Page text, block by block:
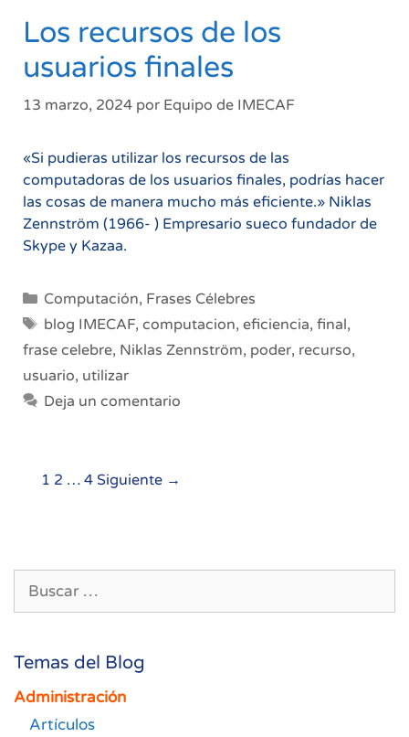
Los recursos de los
usuarios finales
13 marzo, 2024 por Equipo de IMECAF
«Si pudieras utilizar los recursos de las
computadoras de los usuarios finales, podrías hacer
las cosas de manera mucho más eficiente.» Niklas
Zennström (1966- ) Empresario sueco fundador de
Skype y Kazaa.
Categorías
Computación, Frases Célebres
Etiquetas
blog IMECAF, computacion, eficiencia, final,
frase celebre, Niklas Zennström, poder, recurso,
usuario, utilizar
Deja un comentario
Navegación
1 2 … 4 Siguiente →
Temas del Blog
Administración
Artículos